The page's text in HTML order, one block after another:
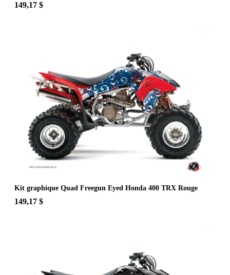
149,17 $
Kit graphique Quad Freegun Eyed Honda 400 TRX Rouge
149,17 $